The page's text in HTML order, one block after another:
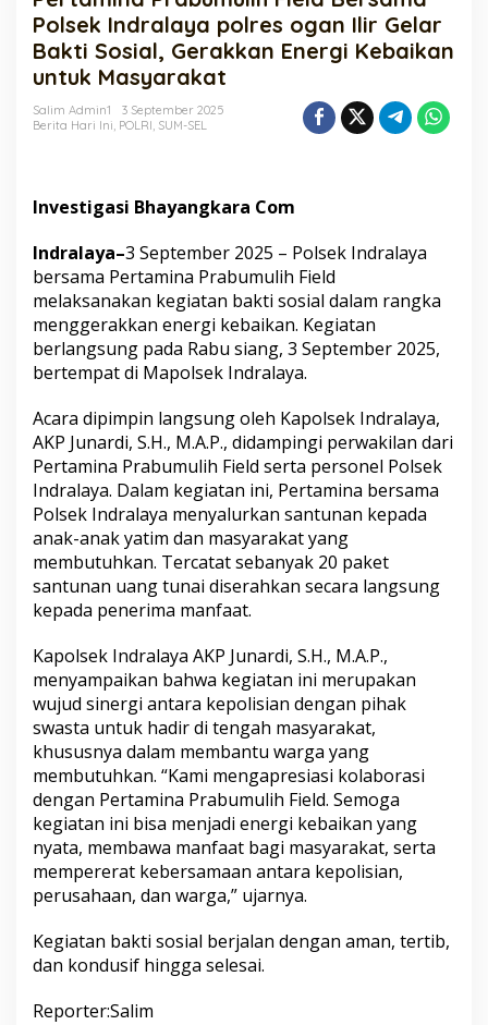
Bersama
Polsek
Indralaya
polres
Ilir
Energi
untuk
Masyarakat
Polsek Indralaya polres ogan Ilir Gelar
Bakti Sosial, Gerakkan Energi Kebaikan
untuk Masyarakat
Salim Admin1
3 September 2025
Berita Hari Ini, POLRI, SUM-SEL
Investigasi Bhayangkara Com
Indralaya–3 September 2025 – Polsek Indralaya
bersama Pertamina Prabumulih Field
melaksanakan kegiatan bakti sosial dalam rangka
menggerakkan energi kebaikan. Kegiatan
berlangsung pada Rabu siang, 3 September 2025,
bertempat di Mapolsek Indralaya.
Acara dipimpin langsung oleh Kapolsek Indralaya,
AKP Junardi, S.H., M.A.P., didampingi perwakilan dari
Pertamina Prabumulih Field serta personel Polsek
Indralaya. Dalam kegiatan ini, Pertamina bersama
Polsek Indralaya menyalurkan santunan kepada
anak-anak yatim dan masyarakat yang
membutuhkan. Tercatat sebanyak 20 paket
santunan uang tunai diserahkan secara langsung
kepada penerima manfaat.
Kapolsek Indralaya AKP Junardi, S.H., M.A.P.,
menyampaikan bahwa kegiatan ini merupakan
wujud sinergi antara kepolisian dengan pihak
swasta untuk hadir di tengah masyarakat,
khususnya dalam membantu warga yang
membutuhkan. “Kami mengapresiasi kolaborasi
dengan Pertamina Prabumulih Field. Semoga
kegiatan ini bisa menjadi energi kebaikan yang
nyata, membawa manfaat bagi masyarakat, serta
mempererat kebersamaan antara kepolisian,
perusahaan, dan warga,” ujarnya.
Kegiatan bakti sosial berjalan dengan aman, tertib,
dan kondusif hingga selesai.
Reporter:Salim